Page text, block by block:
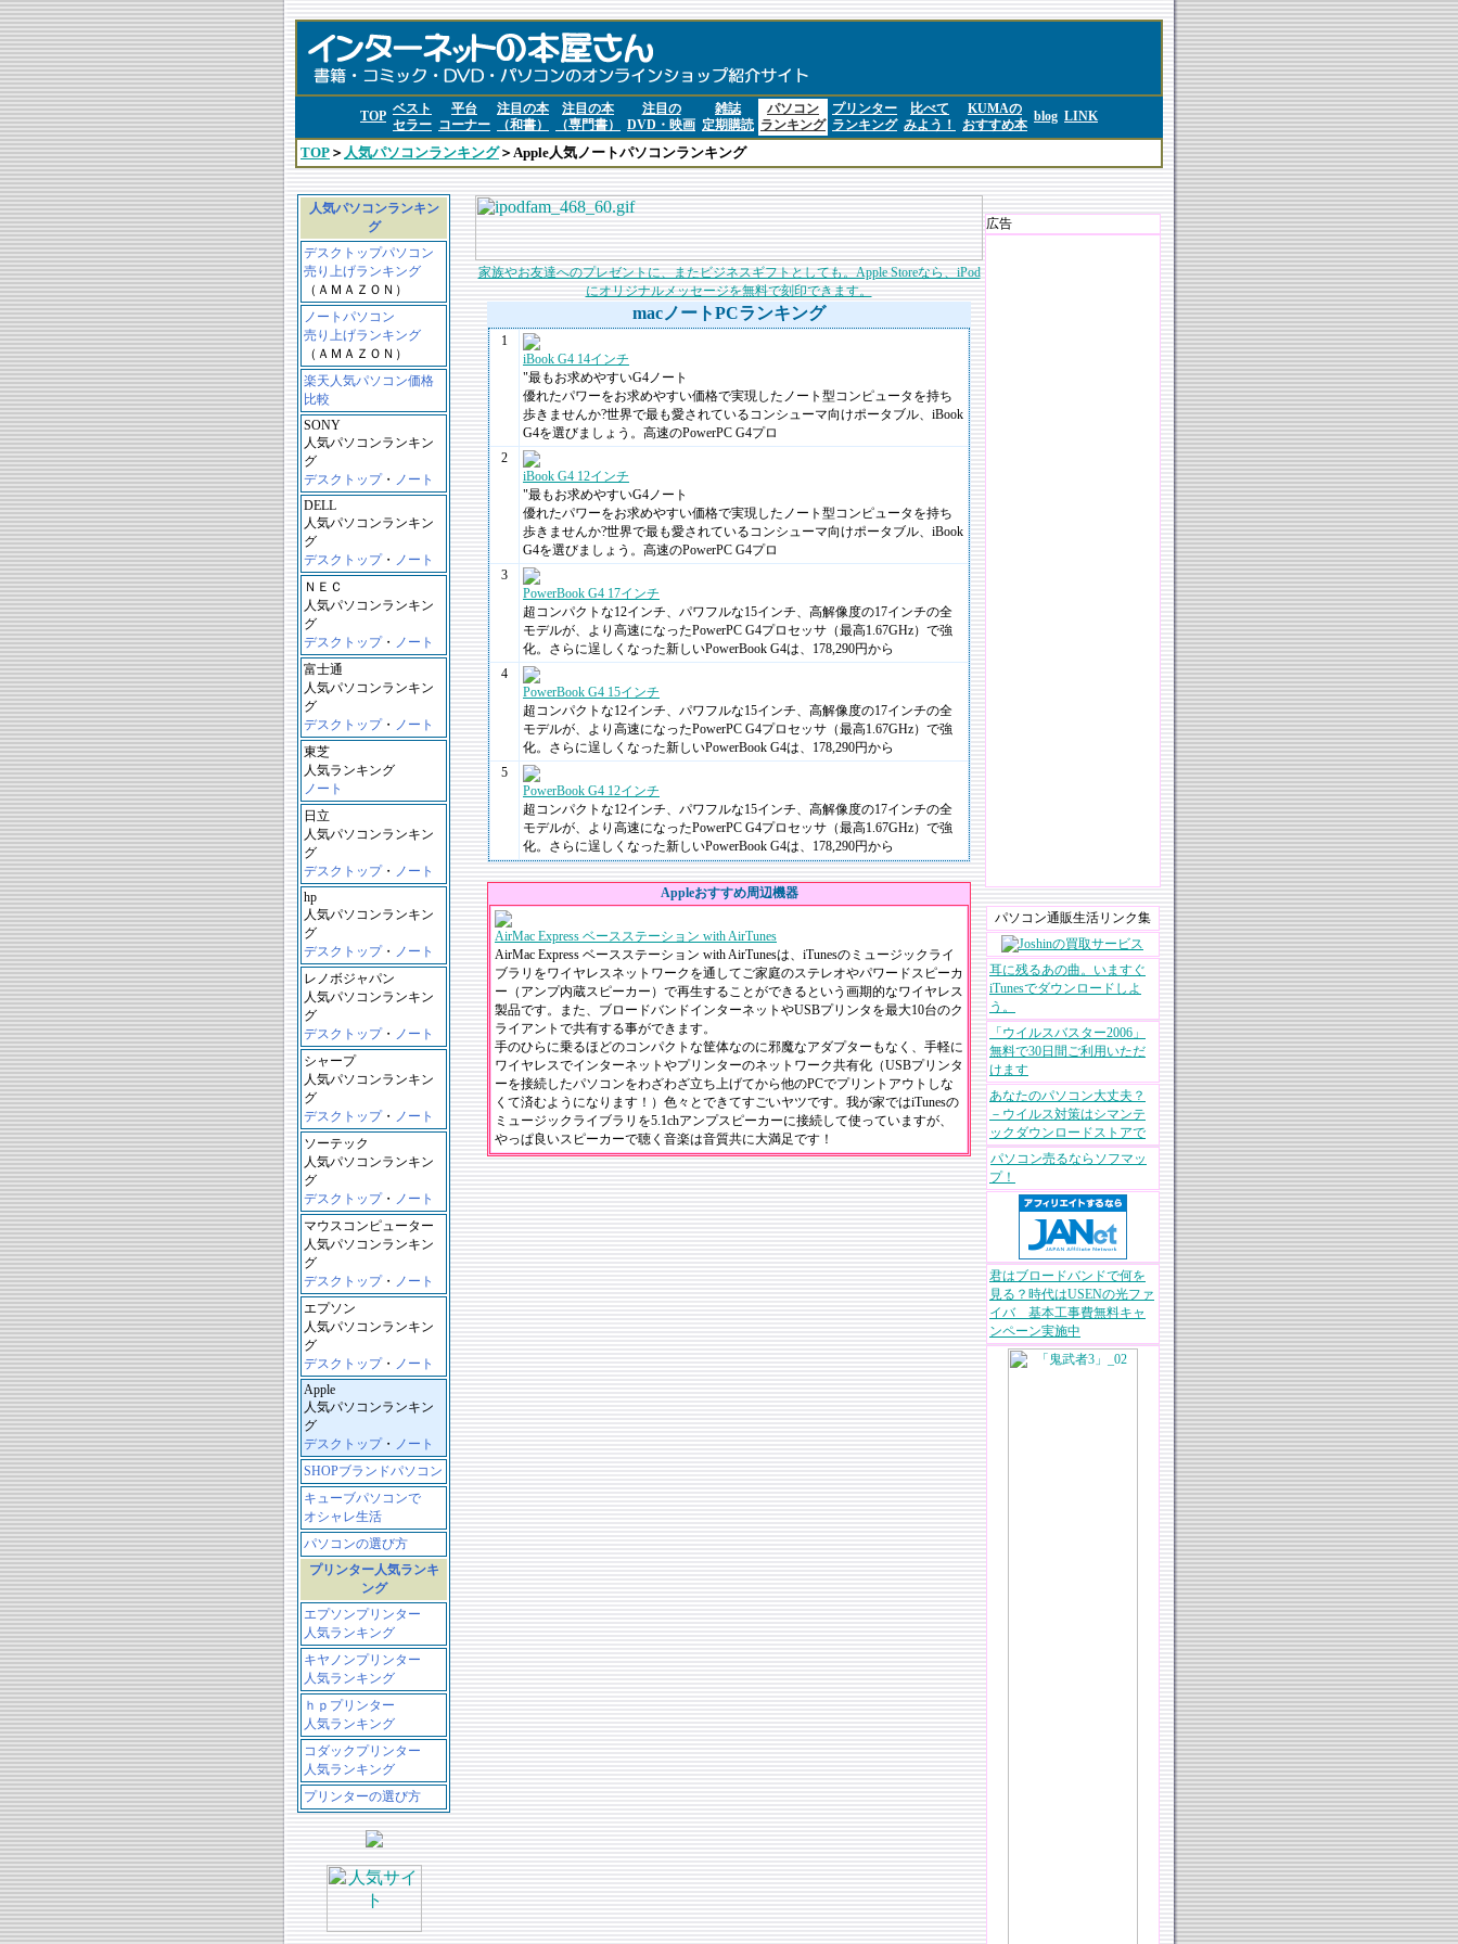
TOP ベスト
セラー
平台
コーナー
注目の本
（和書）
注目の本
（専門書）
注目の
DVD・映画
雑誌
定期購読
パソコン
ランキング
プリンター
ランキング
比べて
みよう！
KUMAの
おすすめ本
blog LINK
TOP ＞ 人気パソコンランキング＞Apple人気ノートパソコンランキング
人気パソコンランキン
グ
デスクトップパソコン
売り上げランキング
（ＡＭＡＺＯＮ）
ノートパソコン
売り上げランキング
（ＡＭＡＺＯＮ）
楽天人気パソコン価格
比較
SONY
人気パソコンランキン
グ
デスクトップ・ ノート
DELL
人気パソコンランキン
グ
デスクトップ・ ノート
ＮＥＣ
人気パソコンランキン
グ
デスクトップ・ ノート
富士通
人気パソコンランキン
グ
デスクトップ・ ノート
東芝
人気ランキング
ノート
日立
人気パソコンランキン
グ
デスクトップ・ ノート
hp
人気パソコンランキン
グ
デスクトップ・ ノート
レノボジャパン
人気パソコンランキン
グ
デスクトップ・ ノート
シャープ
人気パソコンランキン
グ
デスクトップ・ ノート
ソーテック
人気パソコンランキン
グ
デスクトップ・ ノート
マウスコンピューター
人気パソコンランキン
グ
デスクトップ・ ノート
エプソン
人気パソコンランキン
グ
デスクトップ・ ノート
Apple
人気パソコンランキン
グ
デスクトップ・ ノート
SHOPブランドパソコン
キューブパソコンで
オシャレ生活
パソコンの選び方
プリンター人気ランキ
ング
エプソンプリンター
人気ランキング
キヤノンプリンター
人気ランキング
ｈｐプリンター
人気ランキング
コダックプリンター
人気ランキング
プリンターの選び方
家族やお友達へのプレゼントに、またビジネスギフトとしても。Apple Storeなら、iPod
にオリジナルメッセージを無料で刻印できます。
macノートPCランキング
1
iBook G4 14インチ
"最もお求めやすいG4ノート
優れたパワーをお求めやすい価格で実現したノート型コンピュータを持ち
歩きませんか?世界で最も愛されているコンシューマ向けポータブル、iBook
G4を選びましょう。高速のPowerPC G4プロ
2
iBook G4 12インチ
"最もお求めやすいG4ノート
優れたパワーをお求めやすい価格で実現したノート型コンピュータを持ち
歩きませんか?世界で最も愛されているコンシューマ向けポータブル、iBook
G4を選びましょう。高速のPowerPC G4プロ
3
PowerBook G4 17インチ
超コンパクトな12インチ、パワフルな15インチ、高解像度の17インチの全
モデルが、より高速になったPowerPC G4プロセッサ（最高1.67GHz）で強
化。さらに逞しくなった新しいPowerBook G4は、178,290円から
4
PowerBook G4 15インチ
超コンパクトな12インチ、パワフルな15インチ、高解像度の17インチの全
モデルが、より高速になったPowerPC G4プロセッサ（最高1.67GHz）で強
化。さらに逞しくなった新しいPowerBook G4は、178,290円から
5
PowerBook G4 12インチ
超コンパクトな12インチ、パワフルな15インチ、高解像度の17インチの全
モデルが、より高速になったPowerPC G4プロセッサ（最高1.67GHz）で強
化。さらに逞しくなった新しいPowerBook G4は、178,290円から
Appleおすすめ周辺機器
AirMac Express ベースステーション with AirTunes
AirMac Express ベースステーション with AirTunesは、iTunesのミュージックライ
ブラリをワイヤレスネットワークを通してご家庭のステレオやパワードスピーカ
ー（アンプ内蔵スピーカー）で再生することができるという画期的なワイヤレス
製品です。また、ブロードバンドインターネットやUSBプリンタを最大10台のク
ライアントで共有する事ができます。
手のひらに乗るほどのコンパクトな筐体なのに邪魔なアダプターもなく、手軽に
ワイヤレスでインターネットやプリンターのネットワーク共有化（USBプリンタ
ーを接続したパソコンをわざわざ立ち上げてから他のPCでプリントアウトしな
くて済むようになります！）色々とできてすごいヤツです。我が家ではiTunesの
ミュージックライブラリを5.1chアンプスピーカーに接続して使っていますが、
やっぱ良いスピーカーで聴く音楽は音質共に大満足です！
広告
パソコン通販生活リンク集
耳に残るあの曲。いますぐ
iTunesでダウンロードしよ
う。
「ウイルスバスター2006」
無料で30日間ご利用いただ
けます
あなたのパソコン大丈夫？
－ウイルス対策はシマンテ
ックダウンロードストアで
パソコン売るならソフマッ
プ！
君はブロードバンドで何を
見る？時代はUSENの光ファ
イバ 基本工事費無料キャ
ンペーン実施中